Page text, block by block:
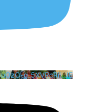
g_5XVRcRii_JE